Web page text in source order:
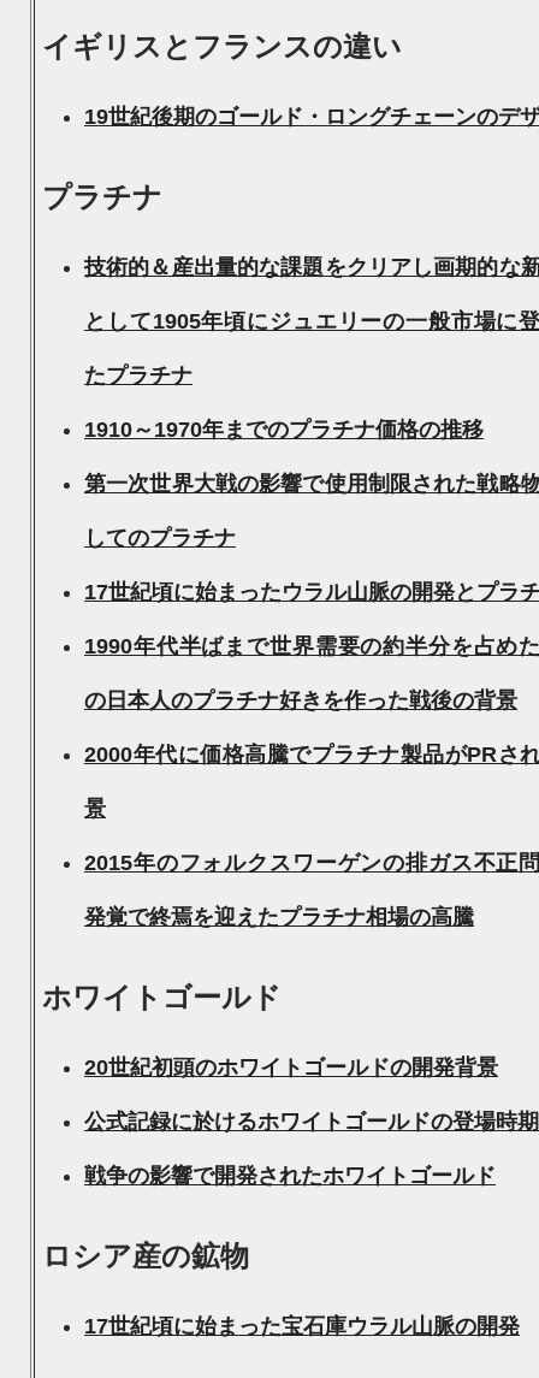
イギリスとフランスの違い
19世紀後期のゴールド・ロングチェーンのデ
プラチナ
技術的＆産出量的な課題をクリアし画期的な
として1905年頃にジュエリーの一般市場に
たプラチナ
1910～1970年までのプラチナ価格の推移
第一次世界大戦の影響で使用制限された戦略
してのプラチナ
17世紀頃に始まったウラル山脈の開発とプラ
1990年代半ばまで世界需要の約半分を占め
の日本人のプラチナ好きを作った戦後の背景
2000年代に価格高騰でプラチナ製品がPRさ
景
2015年のフォルクスワーゲンの排ガス不正
発覚で終焉を迎えたプラチナ相場の高騰
ホワイトゴールド
20世紀初頭のホワイトゴールドの開発背景
公式記録に於けるホワイトゴールドの登場時期
戦争の影響で開発されたホワイトゴールド
ロシア産の鉱物
17世紀頃に始まった宝石庫ウラル山脈の開発